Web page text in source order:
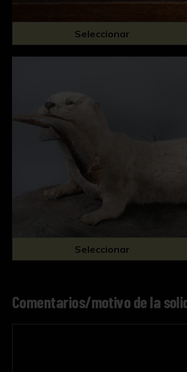
Seleccionar
Seleccionar
Comentarios/motivo de la